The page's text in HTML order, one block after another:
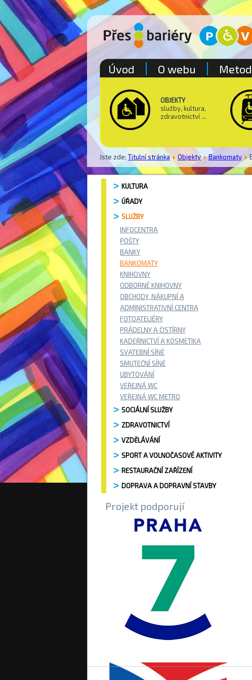
OBJEKTY
služby, kultura,
zdravotnictví ...
Jste zde: Titulní stránka Objekty Bankomaty
Úvod O webu
KULTURA
ÚŘADY
SLUŽBY
INFOCENTRA
POŠTY
BANKY
BANKOMATY
KNIHOVNY
ODBORNÉ KNIHOVNY
OBCHODY, NÁKUPNÍ A
ADMINISTRATIVNÍ CENTRA
FOTOATELIÉRY
PRÁDELNY A ČISTÍRNY
KADEŘNICTVÍ A KOSMETIKA
SVATEBNÍ SÍNĚ
SMUTEČNÍ SÍNĚ
UBYTOVÁNÍ
VEŘEJNÁ WC
VEŘEJNÁ WC METRO
SOCIÁLNÍ SLUŽBY
ZDRAVOTNICTVÍ
VZDĚLÁVÁNÍ
SPORT A VOLNOČASOVÉ AKTIVITY
RESTAURAČNÍ ZAŘÍZENÍ
DOPRAVA A DOPRAVNÍ STAVBY
Projekt podporují